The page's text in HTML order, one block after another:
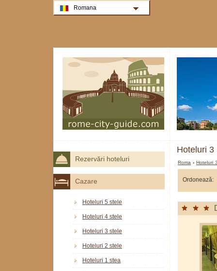
Hoteluri 3
Roma ›Hoteluri
Ordonează:
Rezervări hoteluri
Cazare
Hoteluri 5 stele
Hoteluri 4 stele
Hoteluri 3 stele
Hoteluri 2 stele
Hoteluri 1 stea
Romana